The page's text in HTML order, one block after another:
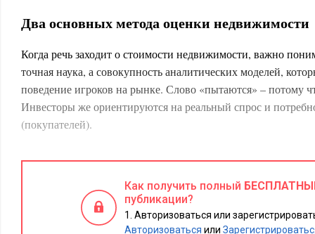
Два основных метода оценки недвижимости
Когда речь заходит о стоимости недвижимости, важно
точная наука, а совокупность аналитических моделей,
поведение игроков на рынке. Слово «пытаются» – потому
Инвесторы же ориентируются на реальный спрос и
(покупателей).
этот объект на продажу, то оценка происходит исходя из
Когда за дело берется оценщик, то в обоих случаях
составлять 10%. Почему же так происходит? Кто прав –
Как получить полный
публикации?
Авторизоваться или
Авторизоваться или